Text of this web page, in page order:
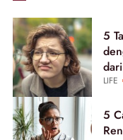
Beautynesia5
LIFE
5